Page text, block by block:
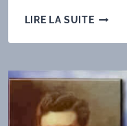
LIRE LA SUITEUN
À
LA